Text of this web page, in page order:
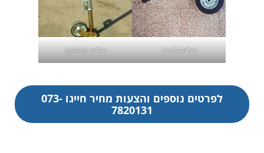
רגלית לנגרר רגלית מחוזקת
לפרטים נוספים והצעות מחיר חייגו 073-
7820131